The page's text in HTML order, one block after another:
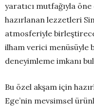
yaratıcı mutfağıyla
hazırlanan lezzetleri
atmosferiyle
ilham verici menüsüyle
deneyimleme imkanı
Bu özel akşam için
Ege’nin mevsimsel